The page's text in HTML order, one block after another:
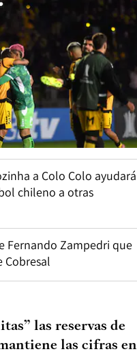
a Colo Colo ayudará
chileno a otras
Fernando Zampedri que
Cobresal
las reservas de
las cifras en